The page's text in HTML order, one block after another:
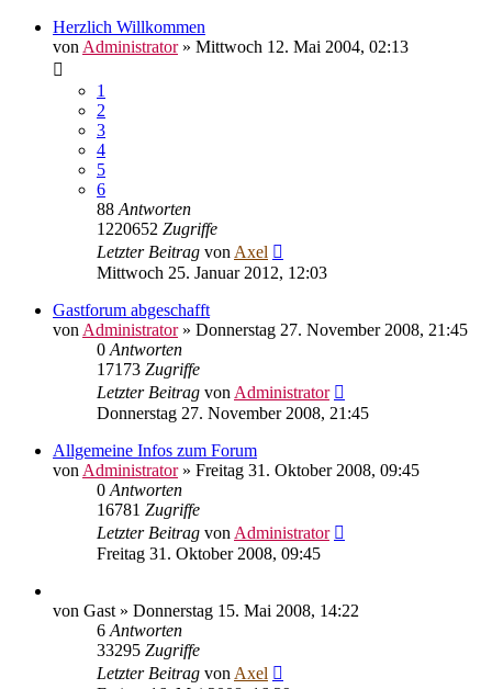
Herzlich Willkommen
von Administrator» Mittwoch 12. Mai 2004, 02:13
1
2
3
4
5
6
88 Antworten
1220652 Zugriffe
Letzter Beitrag von Axel
Mittwoch 25. Januar 2012, 12:03
Gastforum abgeschafft
von Administrator» Donnerstag 27. November 2008, 21:45
0 Antworten
17173 Zugriffe
Letzter Beitrag von Administrator
Donnerstag 27. November 2008, 21:45
Allgemeine Infos zum Forum
von Administrator» Freitag 31. Oktober 2008, 09:45
0 Antworten
16781 Zugriffe
Letzter Beitrag von Administrator
Freitag 31. Oktober 2008, 09:45
von Gast » Donnerstag 15. Mai 2008, 14:22
6 Antworten
33295 Zugriffe
Letzter Beitrag von Axel